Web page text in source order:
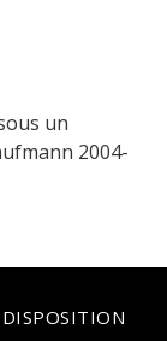
un
2004-